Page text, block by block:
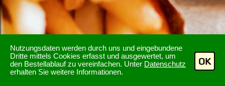
Nutzungsdaten werden durch uns und eingebundene
Dritte mittels Cookies erfasst und ausgewertet, um
den Bestellablauf zu vereinfachen. Unter Datenschutz
erhalten Sie weitere Informationen.
OK